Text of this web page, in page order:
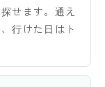
せます。通え
行けた日はト